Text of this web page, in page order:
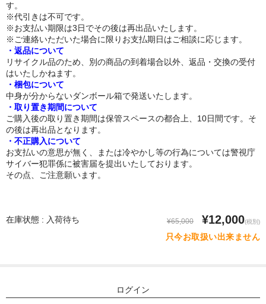
ヘッド
トルソー
下半身ドール
スタイル
ロリ系
爆乳
す。
※代引きは不可です。
※お支払い期限は3日でその後は再出品いたします。
※ご連絡いただいた場合に限りお支払期日はご相談に応じます。
・返品について
リサイクル品のため、別の商品の到着場合以外、返品・交換の受付
はいたしかねます。
・梱包について
中身が分からないダンボール箱で発送いたします。
・取り置き期間について
ご購入後の取り置き期間は保管スペースの都合上、10日間です。そ
の後は再出品となります。
・不正購入について
お支払いの意思が無く、または冷やかし等の行為については警視庁
サイバー犯罪係に被害届を提出いたしております。
その点、ご注意願います。
在庫状態 : 入荷待ち ¥65,000 ¥12,000(税別)
只今お取扱い出来ません
ログイン